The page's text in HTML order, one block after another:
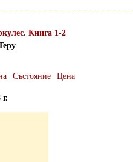
Книга 1-2
Състояние Цена